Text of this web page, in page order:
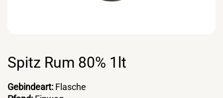
Spitz Rum 80% 1lt
Gebindeart: Flasche